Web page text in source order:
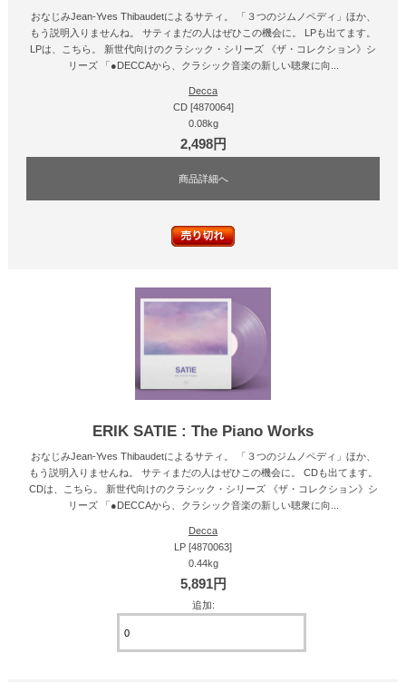
おなじみJean-Yves Thibaudetによるサティ。 「３つのジムノペディ」ほか、
もう説明入りませんね。 サティまだの人はぜひこの機会に。 LPも出てます。
LPは、こちら。 新世代向けのクラシック・シリーズ 《ザ・コレクション》シ
リーズ 「●DECCAから、クラシック音楽の新しい聴衆に向...
Decca
CD [4870064]
0.08kg
2,498円
商品詳細へ
ERIK SATIE : The Piano Works
おなじみJean-Yves Thibaudetによるサティ。 「３つのジムノペディ」ほか、
もう説明入りませんね。 サティまだの人はぜひこの機会に。 CDも出てます。
CDは、こちら。 新世代向けのクラシック・シリーズ 《ザ・コレクション》シ
リーズ 「●DECCAから、クラシック音楽の新しい聴衆に向...
Decca
LP [4870063]
0.44kg
5,891円
追加: